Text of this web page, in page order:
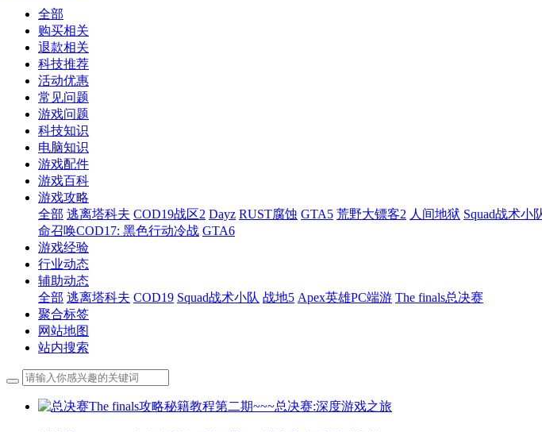
全部
购买相关
退款相关
科技推荐
活动优惠
常见问题
游戏问题
科技知识
电脑知识
游戏配件
游戏百科
游戏攻略
全部 逃离塔科夫 COD19战区2 Dayz RUST腐蚀 GTA5 荒野大镖客2 人间地狱 Squad战术小
命召唤COD17: 黑色行动冷战 GTA6
游戏经验
行业动态
辅助动态
全部 逃离塔科夫 COD19 Squad战术小队 战地5 Apex英雄PC端游 The finals总决赛
聚合标签
网站地图
站内搜索